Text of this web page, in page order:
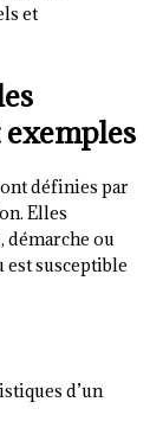
et
définies par
Elles
démarche ou
susceptible
d’un